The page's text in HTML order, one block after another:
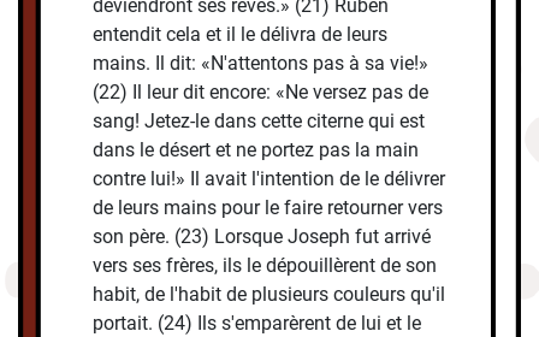
deviendront ses rêves.» (21) Ruben
entendit cela et il le délivra de leurs
mains. Il dit: «N'attentons pas à sa vie!»
(22) Il leur dit encore: «Ne versez pas de
sang! Jetez-le dans cette citerne qui est
dans le désert et ne portez pas la main
contre lui!» Il avait l'intention de le délivrer
de leurs mains pour le faire retourner vers
son père. (23) Lorsque Joseph fut arrivé
vers ses frères, ils le dépouillèrent de son
habit, de l'habit de plusieurs couleurs qu'il
portait. (24) Ils s'emparèrent de lui et le